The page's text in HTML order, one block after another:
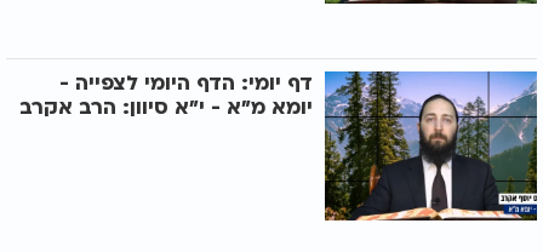
דף יומי: הדף היומי לצפייה -
יומא מ"א - י"א סיוון: הרב אקרב